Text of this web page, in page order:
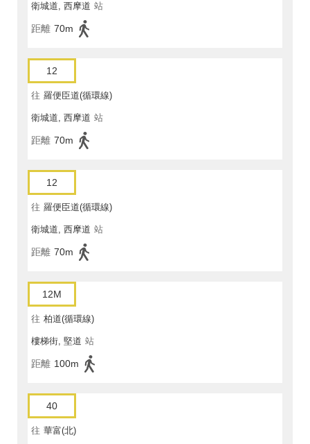
衛城道, 西摩道 站
距離 70m
12
往 羅便臣道(循環線)
衛城道, 西摩道 站
距離 70m
12
往 羅便臣道(循環線)
衛城道, 西摩道 站
距離 70m
12M
往 柏道(循環線)
樓梯街, 堅道 站
距離 100m
40
往 華富(北)